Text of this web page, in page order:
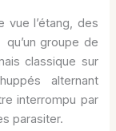
vue l’étang, des
groupe de
classique sur
alternant
interrompu par
parasiter.